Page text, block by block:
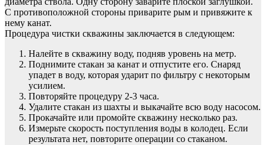
С противоположной стороны приварите рым и привяжите к
нему канат.
Процедура чистки скважины заключается в следующем:
Налейте в скважину воду, подняв уровень на метр.
Поднимите стакан за канат и отпустите его. Снаряд
упадет в воду, которая ударит по фильтру с некоторым
усилием.
Повторяйте процедуру 2-3 часа.
Удалите стакан из шахты и выкачайте всю воду насосом.
Прокачайте или промойте скважину несколько раз.
Измерьте скорость поступления воды в колодец. Если
результата нет, повторите операции со стаканом.